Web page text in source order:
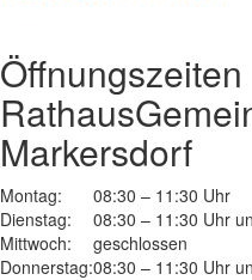
Öffnungszeiten
Rathaus
Markersdorf
Montag:
08:30 – 11:30 Uhr
Dienstag:
08:30 – 11:30 Uhr
Mittwoch:
geschlossen
Donnerstag:08:30 – 11:30 Uhr